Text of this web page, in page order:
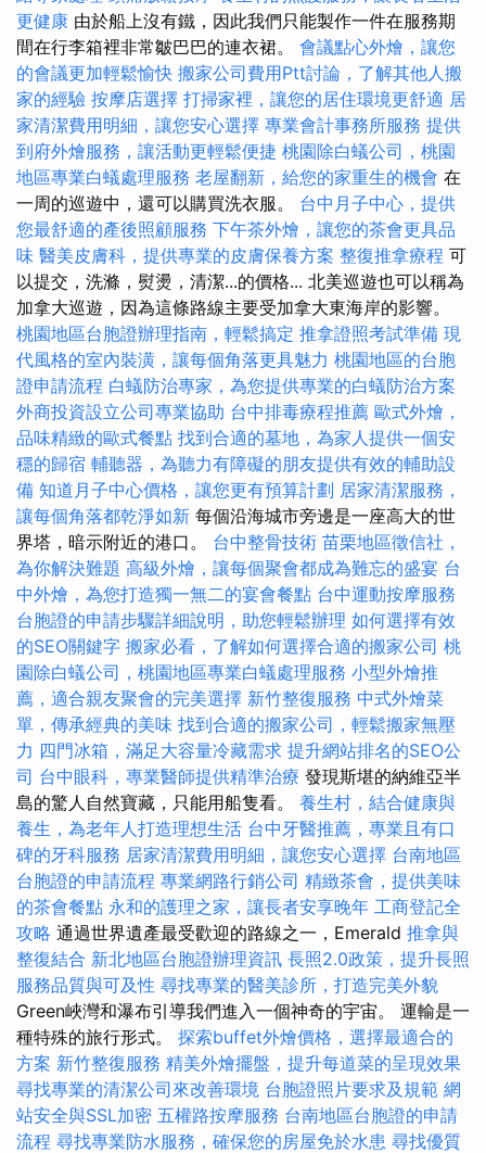
更健康 由於船上沒有鐵，因此我們只能製作一件在服務期
間在行李箱裡非常皺巴巴的連衣裙。 會議點心外燴，讓您
的會議更加輕鬆愉快 搬家公司費用Ptt討論，了解其他人搬
家的經驗 按摩店選擇 打掃家裡，讓您的居住環境更舒適 居
家清潔費用明細，讓您安心選擇 專業會計事務所服務 提供
到府外燴服務，讓活動更輕鬆便捷 桃園除白蟻公司，桃園
地區專業白蟻處理服務 老屋翻新，給您的家重生的機會 在
一周的巡遊中，還可以購買洗衣服。 台中月子中心，提供
您最舒適的產後照顧服務 下午茶外燴，讓您的茶會更具品
味 醫美皮膚科，提供專業的皮膚保養方案 整復推拿療程 可
以提交，洗滌，熨燙，清潔...的價格... 北美巡遊也可以稱為
加拿大巡遊，因為這條路線主要受加拿大東海岸的影響。
桃園地區台胞證辦理指南，輕鬆搞定 推拿證照考試準備 現
代風格的室內裝潢，讓每個角落更具魅力 桃園地區的台胞
證申請流程 白蟻防治專家，為您提供專業的白蟻防治方案
外商投資設立公司專業協助 台中排毒療程推薦 歐式外燴，
品味精緻的歐式餐點 找到合適的墓地，為家人提供一個安
穩的歸宿 輔聽器，為聽力有障礙的朋友提供有效的輔助設
備 知道月子中心價格，讓您更有預算計劃 居家清潔服務，
讓每個角落都乾淨如新 每個沿海城市旁邊是一座高大的世
界塔，暗示附近的港口。 台中整骨技術 苗栗地區徵信社，
為你解決難題 高級外燴，讓每個聚會都成為難忘的盛宴 台
中外燴，為您打造獨一無二的宴會餐點 台中運動按摩服務
台胞證的申請步驟詳細說明，助您輕鬆辦理 如何選擇有效
的SEO關鍵字 搬家必看，了解如何選擇合適的搬家公司 桃
園除白蟻公司，桃園地區專業白蟻處理服務 小型外燴推
薦，適合親友聚會的完美選擇 新竹整復服務 中式外燴菜
單，傳承經典的美味 找到合適的搬家公司，輕鬆搬家無壓
力 四門冰箱，滿足大容量冷藏需求 提升網站排名的SEO公
司 台中眼科，專業醫師提供精準治療 發現斯堪的納維亞半
島的驚人自然寶藏，只能用船隻看。 養生村，結合健康與
養生，為老年人打造理想生活 台中牙醫推薦，專業且有口
碑的牙科服務 居家清潔費用明細，讓您安心選擇 台南地區
台胞證的申請流程 專業網路行銷公司 精緻茶會，提供美味
的茶會餐點 永和的護理之家，讓長者安享晚年 工商登記全
攻略 通過世界遺產最受歡迎的路線之一，Emerald 推拿與
整復結合 新北地區台胞證辦理資訊 長照2.0政策，提升長照
服務品質與可及性 尋找專業的醫美診所，打造完美外貌
Green峽灣和瀑布引導我們進入一個神奇的宇宙。 運輸是一
種特殊的旅行形式。 探索buffet外燴價格，選擇最適合的
方案 新竹整復服務 精美外燴擺盤，提升每道菜的呈現效果
尋找專業的清潔公司來改善環境 台胞證照片要求及規範 網
站安全與SSL加密 五權路按摩服務 台南地區台胞證的申請
流程 尋找專業防水服務，確保您的房屋免於水患 尋找優質